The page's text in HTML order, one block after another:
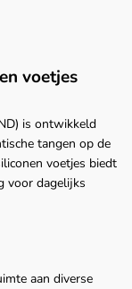
voetjes
is ontwikkeld
tangen op de
voetjes biedt
voor dagelijks
aan diverse